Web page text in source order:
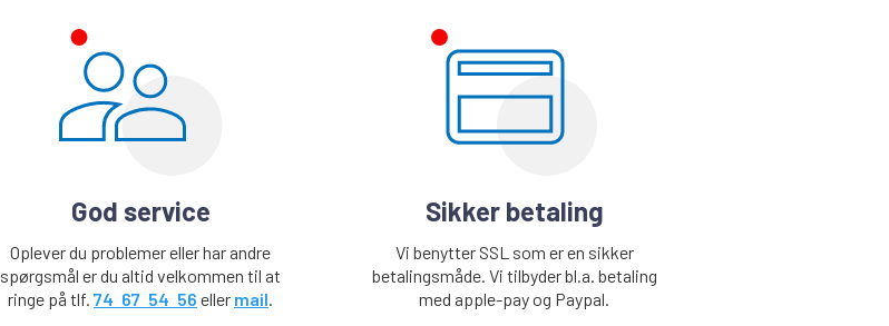
God service
Oplever du problemer eller har andre
spørgsmål er du altid velkommen til at
ringe på tlf. 74 67 54 56 eller mail.
Sikker betaling
Vi benytter SSL som er en sikker
betalingsmåde. Vi tilbyder bl.a. betaling
med apple-pay og Paypal.